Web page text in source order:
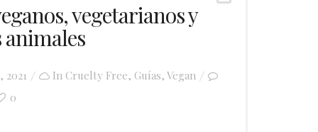
vegetarianos y
animales
2021 In Cruelty Free, Guías, Vegan
0